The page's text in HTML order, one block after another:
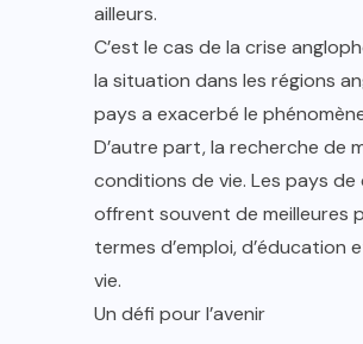
ailleurs.
C’est le cas de la crise
la situation dans les régions
pays a exacerbé le
D’autre part, la recherche de
conditions de vie. Les pays
offrent souvent de meilleures
termes d’emploi, d’éducation
vie.
Un défi pour l’avenir